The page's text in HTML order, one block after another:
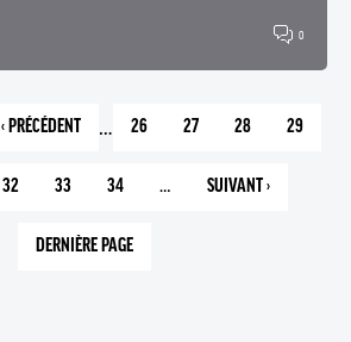
0
PAGE
‹ PRÉCÉDENT … PAGE
26 PAGE
27 PAGE
28 PAGE
29
PAGE
32 PAGE
33 PAGE
34 …
PAGE
SUIVANT ›
DERNIÈRE PAGE
113